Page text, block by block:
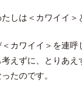
しは＜カワイイ＞
カワイイ＞を連
えずに、とりあ
たのです。